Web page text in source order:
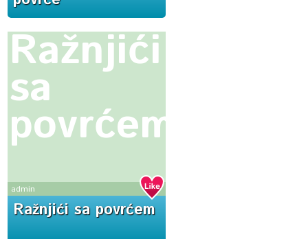
Ražnjići
sa
povrćem
admin
Ražnjići sa povrćem